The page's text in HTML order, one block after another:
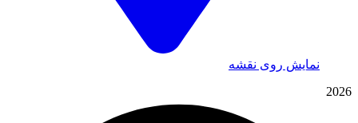
نمایش روی نقشه
2026